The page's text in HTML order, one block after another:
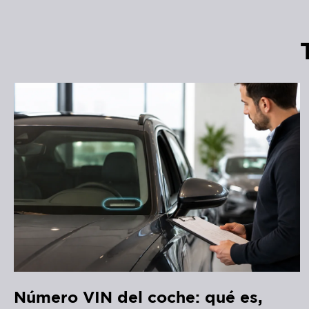
Número VIN del coche: qué es,